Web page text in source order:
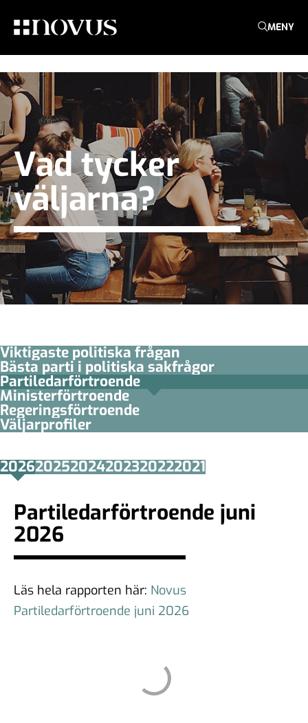
MENY
Vad tycker
väljarna?
Viktigaste politiska frågan
Bästa parti i politiska sakfrågor
Partiledar­förtroende
Minister­­förtroende
Regerings­förtroende
Väljarprofiler
202620252024202320222021
Partiledarförtroende juni
2026
Läs hela rapporten här: Novus
Partiledarförtroende juni 2026